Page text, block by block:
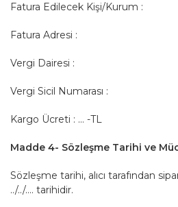
Fatura Edilecek Kişi/Kurum :
Fatura Adresi :
Vergi Dairesi :
Vergi Sicil Numarası :
Kargo Ücreti : … -TL
Madde 4- Sözleşme Tarihi ve
Sözleşme tarihi, alıcı tarafından
../../…. tarihidir.